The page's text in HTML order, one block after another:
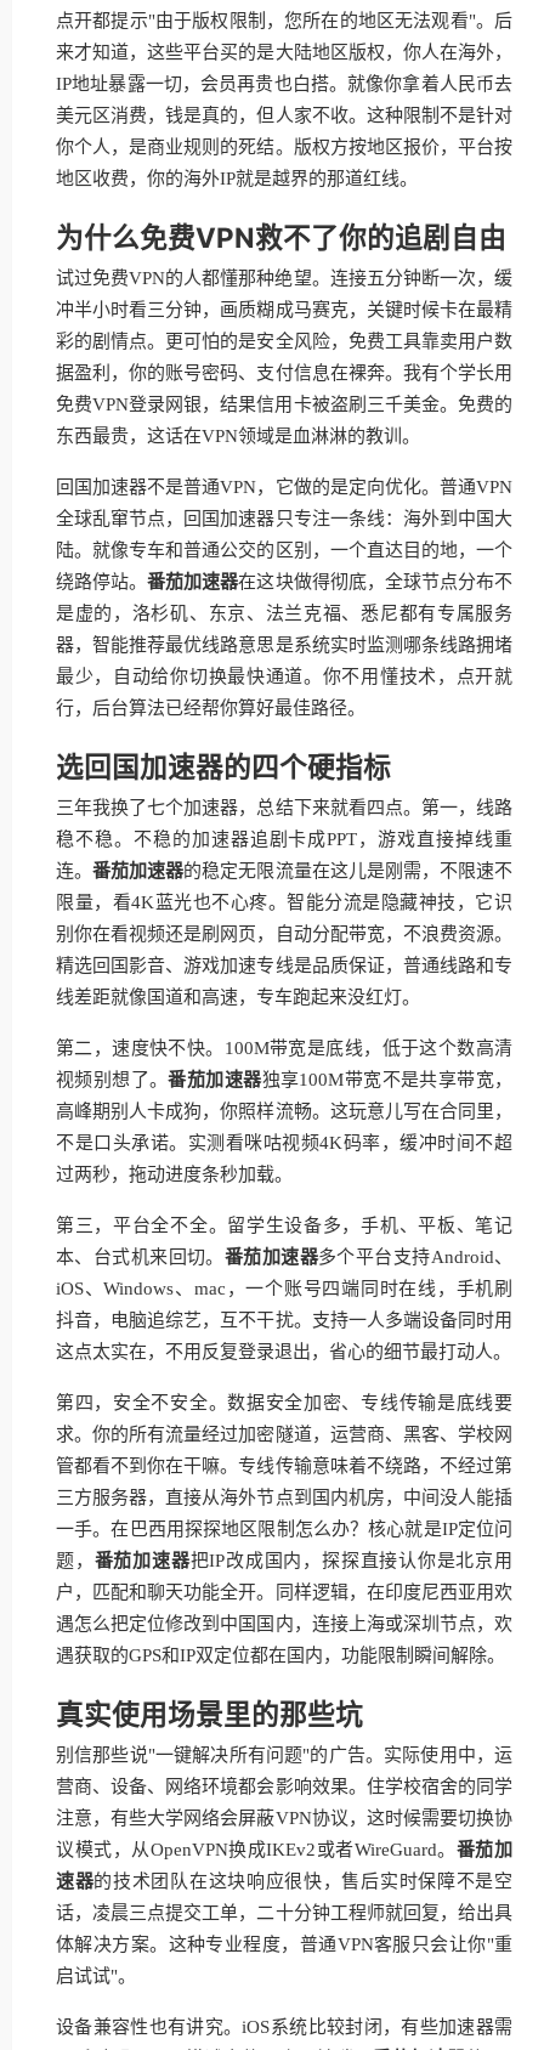
点开都提示"由于版权限制，您所在的地区无法观看"。后
来才知道，这些平台买的是大陆地区版权，你人在海外，
IP地址暴露一切，会员再贵也白搭。就像你拿着人民币去
美元区消费，钱是真的，但人家不收。这种限制不是针对
你个人，是商业规则的死结。版权方按地区报价，平台按
地区收费，你的海外IP就是越界的那道红线。
为什么免费VPN救不了你的追剧自由
试过免费VPN的人都懂那种绝望。连接五分钟断一次，缓
冲半小时看三分钟，画质糊成马赛克，关键时候卡在最精
彩的剧情点。更可怕的是安全风险，免费工具靠卖用户数
据盈利，你的账号密码、支付信息在裸奔。我有个学长用
免费VPN登录网银，结果信用卡被盗刷三千美金。免费的
东西最贵，这话在VPN领域是血淋淋的教训。
回国加速器不是普通VPN，它做的是定向优化。普通VPN
全球乱窜节点，回国加速器只专注一条线：海外到中国大
陆。就像专车和普通公交的区别，一个直达目的地，一个
绕路停站。番茄加速器在这块做得彻底，全球节点分布不
是虚的，洛杉矶、东京、法兰克福、悉尼都有专属服务
器，智能推荐最优线路意思是系统实时监测哪条线路拥堵
最少，自动给你切换最快通道。你不用懂技术，点开就
行，后台算法已经帮你算好最佳路径。
选回国加速器的四个硬指标
三年我换了七个加速器，总结下来就看四点。第一，线路
稳不稳。不稳的加速器追剧卡成PPT，游戏直接掉线重
连。番茄加速器的稳定无限流量在这儿是刚需，不限速不
限量，看4K蓝光也不心疼。智能分流是隐藏神技，它识
别你在看视频还是刷网页，自动分配带宽，不浪费资源。
精选回国影音、游戏加速专线是品质保证，普通线路和专
线差距就像国道和高速，专车跑起来没红灯。
第二，速度快不快。100M带宽是底线，低于这个数高清
视频别想了。番茄加速器独享100M带宽不是共享带宽，
高峰期别人卡成狗，你照样流畅。这玩意儿写在合同里，
不是口头承诺。实测看咪咕视频4K码率，缓冲时间不超
过两秒，拖动进度条秒加载。
第三，平台全不全。留学生设备多，手机、平板、笔记
本、台式机来回切。 番茄加速器多个平台支持Android、
iOS、Windows、mac，一个账号四端同时在线，手机刷
抖音，电脑追综艺，互不干扰。支持一人多端设备同时用
这点太实在，不用反复登录退出，省心的细节最打动人。
第四，安全不安全。数据安全加密、专线传输是底线要
求。你的所有流量经过加密隧道，运营商、黑客、学校网
管都看不到你在干嘛。专线传输意味着不绕路，不经过第
三方服务器，直接从海外节点到国内机房，中间没人能插
一手。在巴西用探探地区限制怎么办？核心就是IP定位问
题， 番茄加速器把IP改成国内，探探直接认你是北京用
户，匹配和聊天功能全开。同样逻辑，在印度尼西亚用欢
遇怎么把定位修改到中国国内，连接上海或深圳节点，欢
遇获取的GPS和IP双定位都在国内，功能限制瞬间解除。
真实使用场景里的那些坑
别信那些说"一键解决所有问题"的广告。实际使用中，运
营商、设备、网络环境都会影响效果。住学校宿舍的同学
注意，有些大学网络会屏蔽VPN协议，这时候需要切换协
议模式，从OpenVPN换成IKEv2或者WireGuard。 番茄加
速器的技术团队在这块响应很快，售后实时保障不是空
话，凌晨三点提交工单，二十分钟工程师就回复，给出具
体解决方案。这种专业程度，普通VPN客服只会让你"重
启试试"。
设备兼容性也有讲究。iOS系统比较封闭，有些加速器需